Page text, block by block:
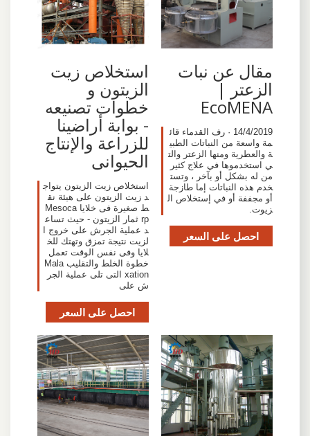
مقال عن نبات
الزعتر |
EcoMENA
14/4/2019 · رف القدماء قائ
مة واسعة من النباتات الطبي
ة والعطرية ومنها الزعتر والت
ي استخدموها في علاج كثير
من له بشكل أو بآخر ، وتست
خدم هذه النباتات إما طازجة
أو مجففة أو في إستخلاص ال
زيوت.
احصل على السعر
استخلاص زيت
الزيتون و
خطوات تصنيعه
- بوابة أراضينا
للزراعة والإنتاج
الحيوانى
استخلاص زيت الزيتون يتواج
د زيت الزيتون على هيئة نق
ط صغيرة فى خلايا Mesoca
rp ثمار الزيتون - حيث تساع
د عملية الجرش على خروج ا
لزيت نتيجة تمزق وتهتك للخ
لايا وفى نفس الوقت تعمل
خطوة الخلط والتقليب Mala
xation التى تلى عملية الجر
ش على
احصل على السعر